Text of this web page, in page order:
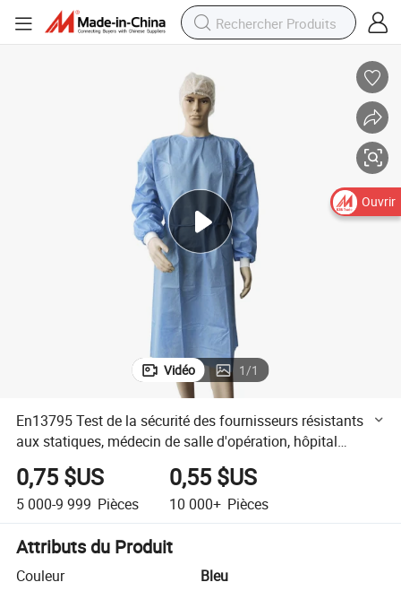
Vidéo 1/1
En13795 Test de la sécurité des fournisseurs résistants
aux statiques, médecin de salle d'opération, hôpital
chirurgical, blouses d'isolement jetables
0,75 $US
5 000-9 999 Pièces
0,55 $US
10 000+ Pièces
Attributs du Produit
Couleur
Bleu
Ouvrir